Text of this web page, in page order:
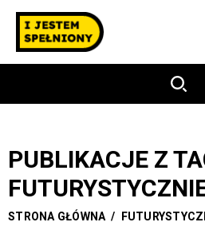
PUBLIKACJE Z
STRONA GŁÓWNA /